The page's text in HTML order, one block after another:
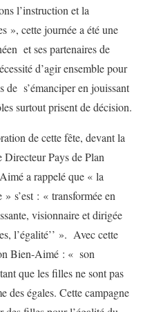
l’instruction et la
», cette journée a été une
et ses partenaires de
d’agir ensemble pour
de s’émanciper en jouissant
surtout prisent de décision.
de cette fête, devant la
Pays de Plan
a rappelé que « la
s’est : « transformée en
visionnaire et dirigée
l’égalité’’ ». Avec cette
Bien-Aimé : « son
que les filles ne sont pas
des égales. Cette campagne